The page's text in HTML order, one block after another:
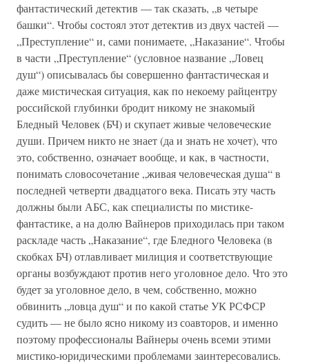
фантастический детектив — так сказать, „в четыре
башки“. Чтобы состоял этот детектив из двух частей —
„Преступление“ и, сами понимаете, „Наказание“. Чтобы
в части „Преступление“ (условное название „Ловец
душ“) описывалась бы совершенно фантастическая и
даже мистическая ситуация, как по некоему райцентру
российской глубинки бродит никому не знакомый
Бледный Человек (БЧ) и скупает живые человеческие
души. Причем никто не знает (да и знать не хочет), что
это, собственно, означает вообще, и как, в частности,
понимать словосочетание „живая человеческая душа“ в
последней четверти двадцатого века. Писать эту часть
должны были АБС, как специалисты по мистике-
фантастике, а на долю Вайнеров приходилась при таком
раскладе часть „Наказание“, где Бледного Человека (в
скобках БЧ) отлавливает милиция и соответствующие
органы возбуждают против него уголовное дело. Что это
будет за уголовное дело, в чем, собственно, можно
обвинить „ловца душ“ и по какой статье УК РСФСР
судить — не было ясно никому из соавторов, и именно
поэтому профессионалы Вайнеры очень всеми этими
мистико-юридическими проблемами заинтересовались.